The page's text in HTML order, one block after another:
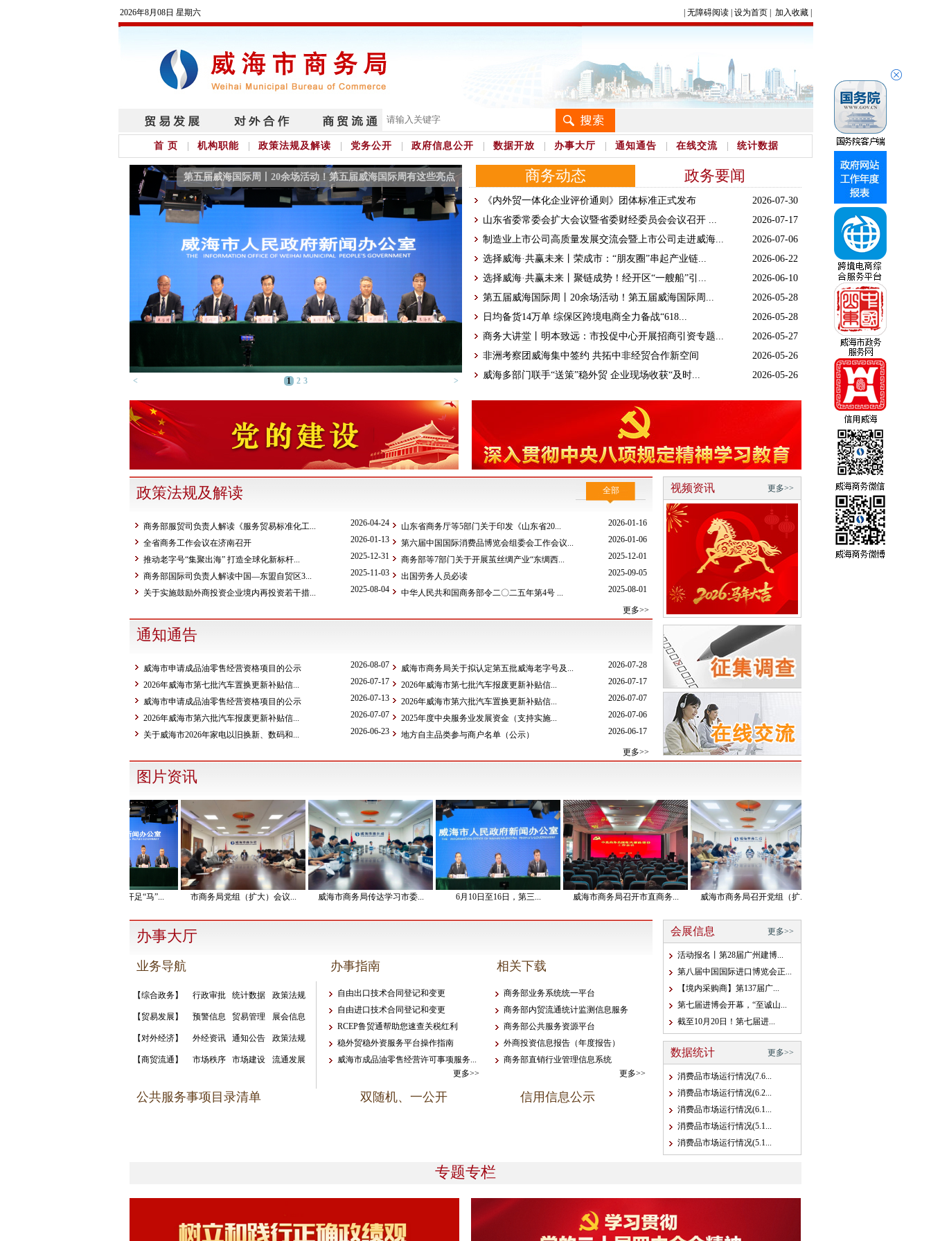
2026年8月08日 星期六 无障碍阅读| 设为首页| 加入收藏|
首 页 机构职能 政策法规及解读 党务公开 政府信息公开 数据开放 办事大厅 通知通告 在线交流 统计数据
第五届威海国际周丨20余场活动！第五届威海国际周有这些亮点
< 1 2 3 >
商务动态 政务要闻
《内外贸一体化企业评价通则》团体标准正式发布
2026-07-30
山东省委常委会扩大会议暨省委财经委员会会议召开 ...
2026-07-17
制造业上市公司高质量发展交流会暨上市公司走进威海...
2026-07-06
选择威海·共赢未来丨荣成市：“朋友圈”串起产业链...
2026-06-22
选择威海·共赢未来丨聚链成势！经开区“一艘船”引...
2026-06-10
第五届威海国际周丨20余场活动！第五届威海国际周...
2026-05-28
日均备货14万单 综保区跨境电商全力备战“618...
2026-05-28
商务大讲堂丨明本致远：市投促中心开展招商引资专题...
2026-05-27
非洲考察团威海集中签约 共拓中非经贸合作新空间
2026-05-26
威海多部门联手“送策”稳外贸 企业现场收获“及时...
2026-05-26
政策法规及解读 全部
商务部服贸司负责人解读《服务贸易标准化工... 2026-04-24 山东省商务厅等5部门关于印发《山东省20... 2026-01-16
全省商务工作会议在济南召开 2026-01-13 第六届中国国际消费品博览会组委会工作会议... 2026-01-06
推动老字号“集聚出海” 打造全球化新标杆... 2025-12-31 商务部等7部门关于开展茧丝绸产业“东绸西... 2025-12-01
商务部国际司负责人解读中国—东盟自贸区3... 2025-11-03 出国劳务人员必读 2025-09-05
关于实施鼓励外商投资企业境内再投资若干措... 2025-08-04 中华人民共和国商务部令二〇二五年第4号 ... 2025-08-01
更多>>
通知通告
威海市申请成品油零售经营资格项目的公示 2026-08-07 威海市商务局关于拟认定第五批威海老字号及... 2026-07-28
2026年威海市第七批汽车置换更新补贴信... 2026-07-17 2026年威海市第七批汽车报废更新补贴信... 2026-07-17
威海市申请成品油零售经营资格项目的公示 2026-07-13 2026年威海市第六批汽车置换更新补贴信... 2026-07-07
2026年威海市第六批汽车报废更新补贴信... 2026-07-07 2025年度中央服务业发展资金（支持实施... 2026-07-06
关于威海市2026年家电以旧换新、数码和... 2026-06-23 地方自主品类参与商户名单（公示） 2026-06-17
更多>>
视频资讯 更多>>
图片资讯
提振消费，威海开足“马”... 市商务局党组（扩大）会议... 威海市商务局传达学习市委... 6月10日至16日，第三... 威海市商务局召开市直商务... 威海市商务局召开党组（扩...
办事大厅
业务导航
【综合政务】 行政审批 统计数据 政策法规
【贸易发展】 预警信息 贸易管理 展会信息
【对外经济】 外经资讯 通知公告 政策法规
【商贸流通】 市场秩序 市场建设 流通发展
办事指南
自由出口技术合同登记和变更
自由进口技术合同登记和变更
RCEP鲁贸通帮助您速查关税红利
稳外贸稳外资服务平台操作指南
威海市成品油零售经营许可事项服务...
更多>>
相关下载
商务部业务系统统一平台
商务部内贸流通统计监测信息服务
商务部公共服务资源平台
外商投资信息报告（年度报告）
商务部直销行业管理信息系统
更多>>
公共服务事项目录清单 双随机、一公开 信用信息公示
会展信息 更多>>
活动报名丨第28届广州建博...
第八届中国国际进口博览会正...
【境内采购商】第137届广...
第七届进博会开幕，“至诚山...
截至10月20日！第七届进...
数据统计 更多>>
消费品市场运行情况(7.6...
消费品市场运行情况(6.2...
消费品市场运行情况(6.1...
消费品市场运行情况(5.1...
消费品市场运行情况(5.1...
专题专栏